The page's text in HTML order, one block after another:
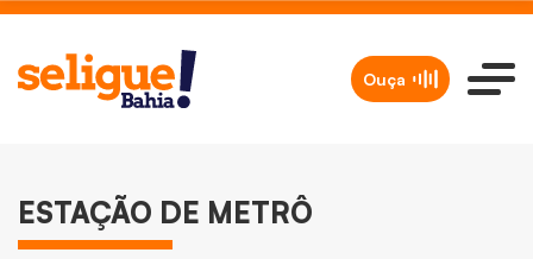
Ouça
ESTAÇÃO DE METRÔ